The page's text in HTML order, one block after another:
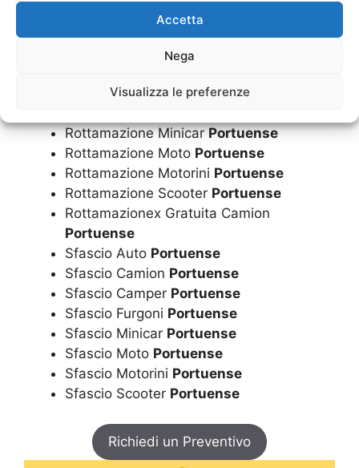
Accetta
Nega
Visualizza le preferenze
Rottamazione Gratuita Minicar
Rottamazione Gratuita Motorini
Rottamazione Gratuita Scooter
Rottamazione MinicarPortuense
Rottamazione Moto Portuense
Rottamazione Motorini Portuense
Rottamazione Scooter Portuense
Rottamazionex Gratuita Camion
Portuense
Sfascio Auto Portuense
Sfascio Camion Portuense
Sfascio Camper Portuense
Sfascio Furgoni Portuense
Sfascio Minicar Portuense
Sfascio Moto Portuense
Sfascio Motorini Portuense
Sfascio Scooter Portuense
Richiedi un Preventivo